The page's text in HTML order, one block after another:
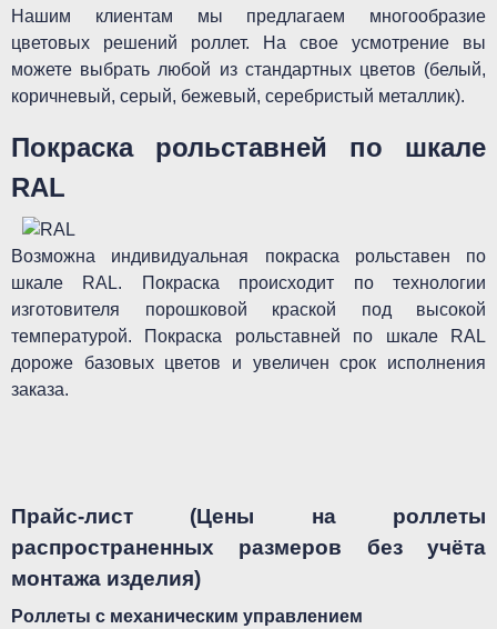
Нашим клиентам мы предлагаем многообразие
цветовых решений роллет. На свое усмотрение вы
можете выбрать любой из стандартных цветов (белый,
коричневый, серый, бежевый, серебристый металлик).
Покраска рольставней по шкале
RAL
Возможна индивидуальная покраска рольставен по
шкале RAL. Покраска происходит по технологии
изготовителя порошковой краской под высокой
температурой. Покраска рольставней по шкале RAL
дороже базовых цветов и увеличен срок исполнения
заказа.
Прайс-лист (Цены на роллеты
распространенных размеров без учёта
монтажа изделия)
Роллеты с механическим управлением